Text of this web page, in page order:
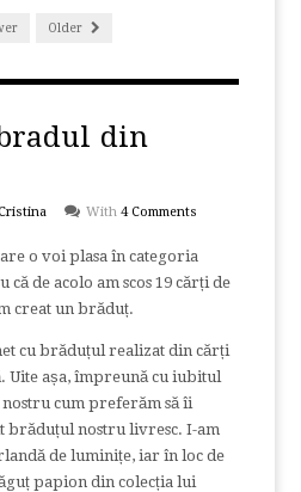
Older
din
Cristina With4 Comments
o voi plasa în categoria
că de acolo am scos 19 cărți de
creat un brăduț.
cu brăduțul realizat din cărți
Uite așa, împreună cu iubitul
cum preferăm să îi
brăduțul nostru livresc. I-am
de luminițe, iar în loc de
papion din colecția lui